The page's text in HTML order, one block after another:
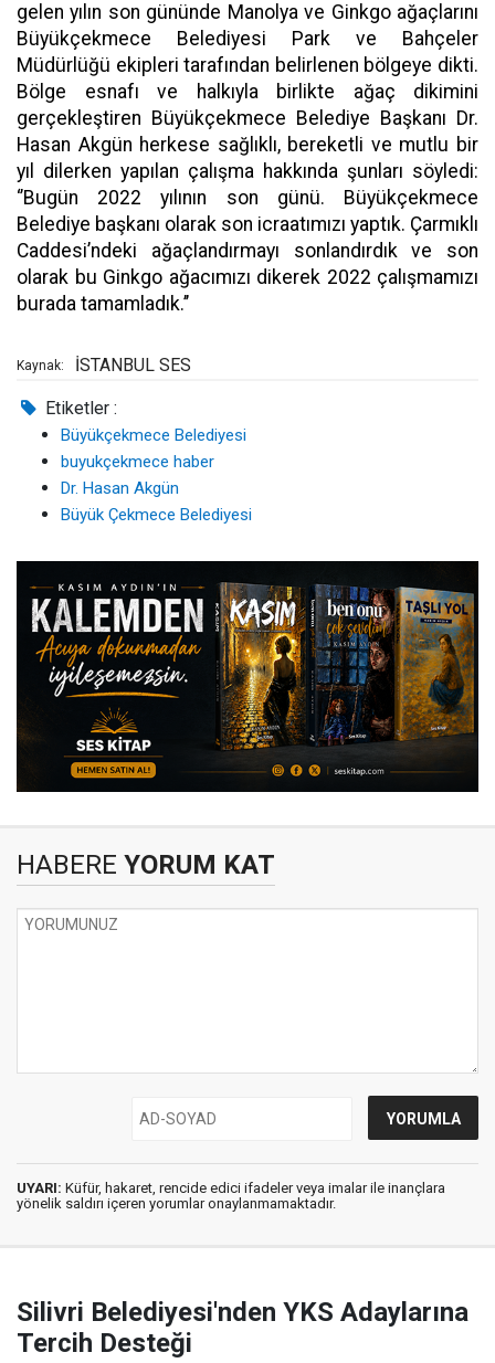
gelen yılın son gününde Manolya ve Ginkgo ağaçlarını
Büyükçekmece Belediyesi Park ve Bahçeler
Müdürlüğü ekipleri tarafından belirlenen bölgeye dikti.
Bölge esnafı ve halkıyla birlikte ağaç dikimini
gerçekleştiren Büyükçekmece Belediye Başkanı Dr.
Hasan Akgün herkese sağlıklı, bereketli ve mutlu bir
yıl dilerken yapılan çalışma hakkında şunları söyledi:
‘’Bugün 2022 yılının son günü. Büyükçekmece
Belediye başkanı olarak son icraatımızı yaptık. Çarmıklı
Caddesi’ndeki ağaçlandırmayı sonlandırdık ve son
olarak bu Ginkgo ağacımızı dikerek 2022 çalışmamızı
burada tamamladık.’’
Kaynak: İSTANBUL SES
Etiketler :
Büyükçekmece Belediyesi
buyukçekmece haber
Dr. Hasan Akgün
Büyük Çekmece Belediyesi
HABERE YORUM KAT
UYARI: Küfür, hakaret, rencide edici ifadeler veya imalar ile inançlara
yönelik saldırı içeren yorumlar onaylanmamaktadır.
Silivri Belediyesi'nden YKS Adaylarına
Tercih Desteği